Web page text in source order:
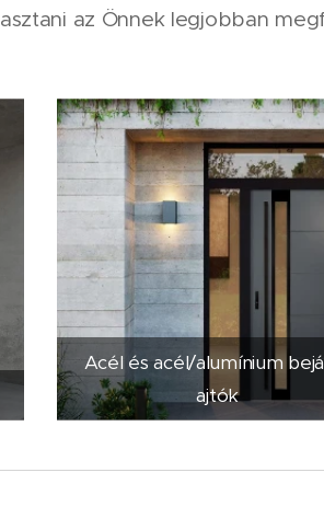
az Önnek legjobban
Acél és acél/alumínium
ajtók